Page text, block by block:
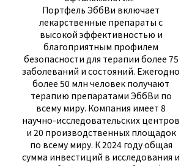
Портфель ЭббВи включает
лекарственные препараты с
высокой эффективностью и
благоприятным профилем
безопасности для терапии более 75
заболеваний и состояний. Ежегодно
более 50 млн человек получают
терапию препаратами ЭббВи по
всему миру. Компания имеет 8
научно-исследовательских центров
и 20 производственных площадок
по всему миру. К 2024 году общая
сумма инвестиций в исследования и